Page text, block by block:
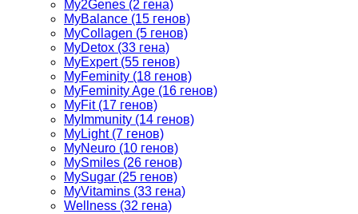
My2Genes (2 гена)
MyBalance (15 генов)
MyCollagen (5 генов)
MyDetox (33 гена)
MyExpert (55 генов)
MyFeminity (18 генов)
MyFeminity Age (16 генов)
MyFit (17 генов)
MyImmunity (14 генов)
MyLight (7 генов)
MyNeuro (10 генов)
MySmiles (26 генов)
MySugar (25 генов)
MyVitamins (33 гена)
Wellness (32 гена)